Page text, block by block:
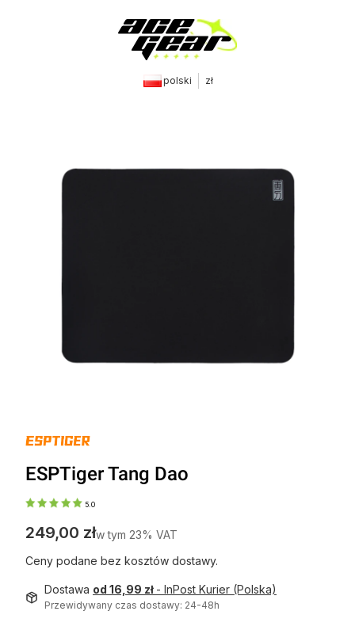
polski zł
ESPTiger Tang Dao
5.0
Cena
249,00 złw tym 23% VAT
w tym 23% VAT
Ceny podane bez kosztów dostawy.
Dostawa od 16,99 zł - InPost Kurier (Polska)
Przewidywany czas dostawy: 24-48h